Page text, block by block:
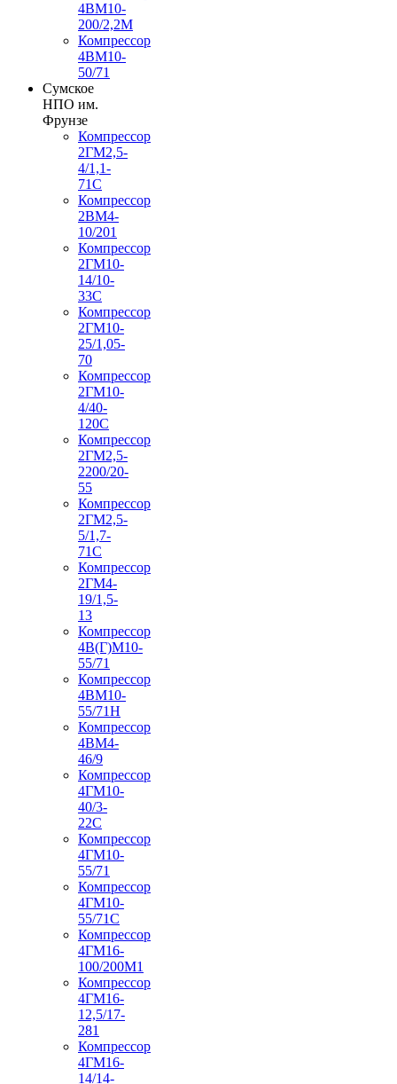
4ВМ10-
200/2,2М
Компрессор
4ВМ10-
50/71
Сумское
НПО им.
Фрунзе
Компрессор
2ГМ2,5-
4/1,1-
71С
Компрессор
2ВМ4-
10/201
Компрессор
2ГМ10-
14/10-
33С
Компрессор
2ГМ10-
25/1,05-
70
Компрессор
2ГМ10-
4/40-
120С
Компрессор
2ГМ2,5-
2200/20-
55
Компрессор
2ГМ2,5-
5/1,7-
71С
Компрессор
2ГМ4-
19/1,5-
13
Компрессор
4В(Г)М10-
55/71
Компрессор
4ВМ10-
55/71Н
Компрессор
4ВМ4-
46/9
Компрессор
4ГМ10-
40/3-
22С
Компрессор
4ГМ10-
55/71
Компрессор
4ГМ10-
55/71С
Компрессор
4ГМ16-
100/200М1
Компрессор
4ГМ16-
12,5/17-
281
Компрессор
4ГМ16-
14/14-